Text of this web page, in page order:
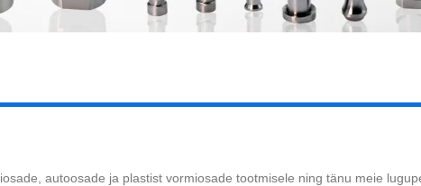
autoosade ja plastist vormiosade tootmisele ning tänu meie